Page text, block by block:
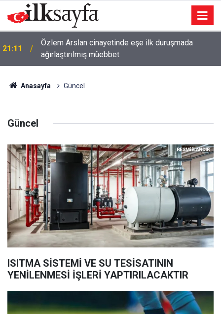
21:00
Süper Loto çekiliş sonuçları açıklandı mı? 6
Ağustos 2026 Süper Loto sonuçları ne zaman
açıklanacak?
Anasayfa Güncel
Güncel
ISITMA SİSTEMİ VE SU TESİSATININ
YENİLENMESİ İŞLERİ YAPTIRILACAKTIR